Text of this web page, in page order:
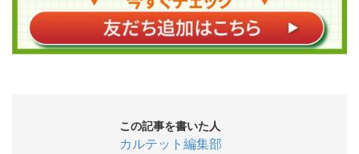
この記事を書いた人
カルテット編集部